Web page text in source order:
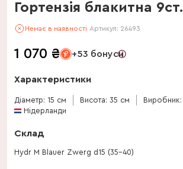
Гортензія блакитна 9ст.
Немає в наявності Артикул: 26493
1 070 ₴ +53 бонуси
Характеристики
Діаметр: 15 см Висота: 35 см
Нідерланди
Склад
Hydr M Blauer Zwerg d15 (35-40)